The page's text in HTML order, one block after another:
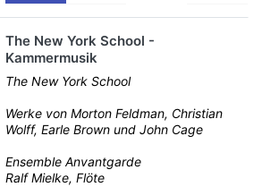
The New York School -
Kammermusik
The New York School
Werke von Morton Feldman, Christian
Wolff, Earle Brown und John Cage
Ensemble Anvantgarde
Ralf Mielke, Flöte